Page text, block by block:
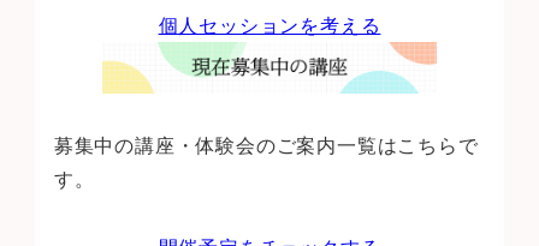
個人セッションを考える
募集中の講座・体験会のご案内一覧はこちらで
す。